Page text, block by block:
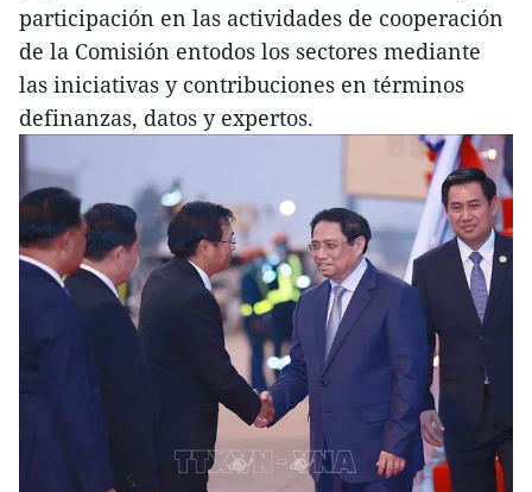
participación en las actividades de cooperación
de la Comisión entodos los sectores mediante
las iniciativas y contribuciones en términos
definanzas, datos y expertos.